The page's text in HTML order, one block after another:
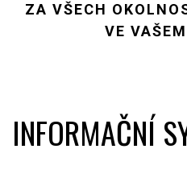
ZA VŠECH
VE
INFORMAČNÍ